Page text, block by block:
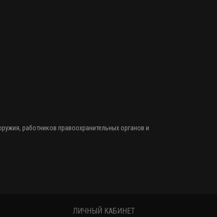
, работников правоохранительных органов и
ЛИЧНЫЙ КАБИНЕТ